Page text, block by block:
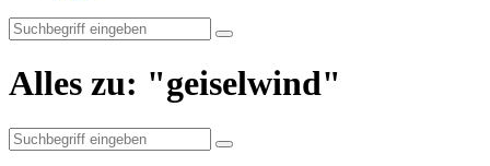
Alles zu: "geiselwind"
Suche
nach: